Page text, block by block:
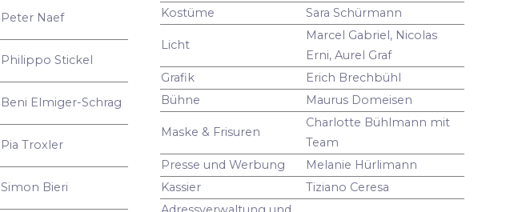
Peter Naef
Philippo Stickel
Beni Elmiger-Schrag
Pia Troxler
Simon Bieri
Kostüme
Sara Schürmann
Licht
Marcel Gabriel, Nicolas
Erni, Aurel Graf
Grafik
Erich Brechbühl
Bühne
Maurus Domeisen
Maske & Frisuren
Charlotte Bühlmann mit
Team
Presse und Werbung
Melanie Hürlimann
Kassier
Tiziano Ceresa